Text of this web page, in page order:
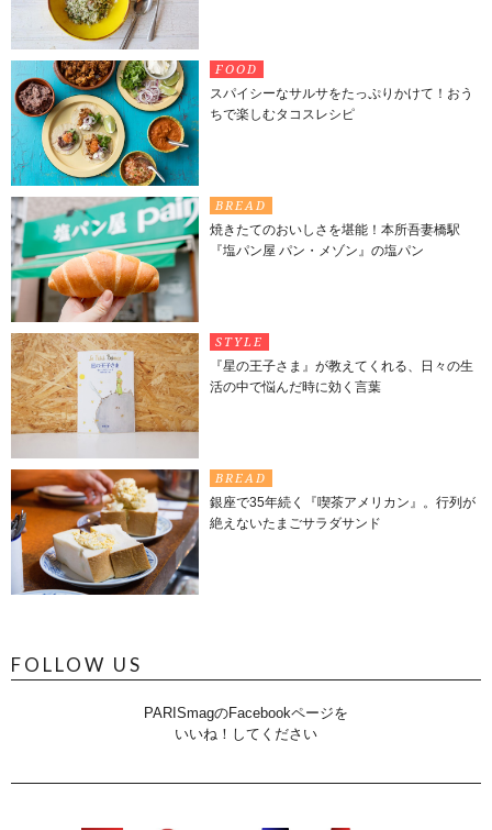
FOOD
スパイシーなサルサをたっぷりかけて！おう
ちで楽しむタコスレシピ
BREAD
焼きたてのおいしさを堪能！本所吾妻橋駅
『塩パン屋 パン・メゾン』の塩パン
STYLE
『星の王子さま』が教えてくれる、日々の生
活の中で悩んだ時に効く言葉
BREAD
銀座で35年続く『喫茶アメリカン』。行列が
絶えないたまごサラダサンド
FOLLOW US
PARISmagのFacebookページを
いいね！してください